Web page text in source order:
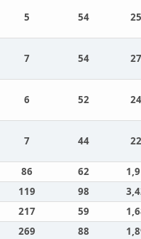
5 54
7 54
6 52
7 44
86 62
119 98
217 59
269 88